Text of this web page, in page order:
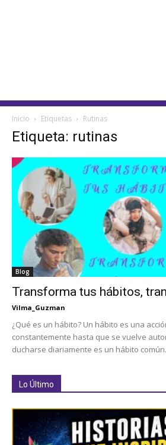
Inicio Etiquetas Rutinas
Etiqueta: rutinas
Blog
Transforma tus hábitos,
Vilma_Guzman
¿Qué es un hábito? Un hábito es una
constantemente hasta que se vuelve
ducharse diariamente es un hábito
Lo Último